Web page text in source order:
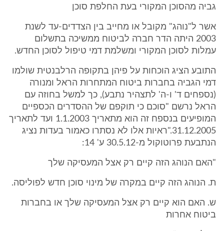
גביה מהסוכן המקורי בעת החלפת סוכן
אשר ל"נוהג" מקובל או מחייב בין הצדדים-עד לשנת
2003 היתה הדר חברה לביטוח ממשיכה בתשלום
עמלות לסוכן המקורי ומשלמת דמי טיפול לסוכן החדש.
התובע הציג הוכחות על פיהן בתקופה הרלבנטית שולמו
דמי הגביה בחברות ביטוח המתחרות הראל ומנורה
(נספחים ד' ו-ה' לתצהיר נתבע), כך למשל בחוזה עם
הראל נרשם "סוכם כי תוקפם של ההסדרים הכספיים
המופיעים בנספח זה הוא מתאריך 1.1.2003 ועד לתאריך
31.12.2005."ראיות אלו לא נסתרו כאמור בעדות נציג
הנתבעת פרוטוקול מ-30.5.12 ע' 14:
"האם הנוהג הזה קיים רק אצל המעסיקה שלך
ת. הנוהג הזה קיים במקרה של מינוי סוכן חדש לפוליסה.
ש. האם הוא קיים רק אצל המעסיקה שלך או בחברות
ביטוח אחרות